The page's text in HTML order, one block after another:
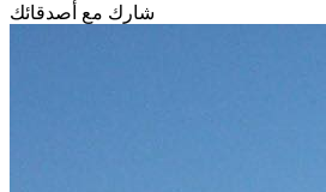
شارك مع أصدقائك